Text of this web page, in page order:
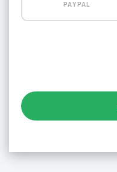
PAYPAL